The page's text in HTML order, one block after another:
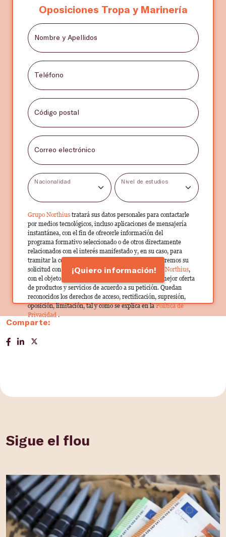
Oposiciones Tropa y Marinería
Nombre y Apellidos
Teléfono
Código postal
Correo electrónico
Nacionalidad Nivel de estudios
Grupo Northius tratará sus datos personales para contactarle
por medios tecnológicos, incluso aplicaciones de mensajería
instantánea, con el fin de ofrecerle información del
programa formativo seleccionado o de otros directamente
relacionados con el interés manifestado y, en su caso, para
tramitar la contratación correspondiente. Compartiremos su
solicitud con las empresas que conforman elGrupo Northius,
con el objeto de que estas puedan hacerle llegar la mejor oferta
de productos y servicios de acuerdo a su petición. Quedan
reconocidos los derechos de acceso, rectificación, supresión,
oposición, limitación, tal y como se explica en laPolítica de
Privacidad.
¡Quiero información!
Comparte:
Sigue el flou